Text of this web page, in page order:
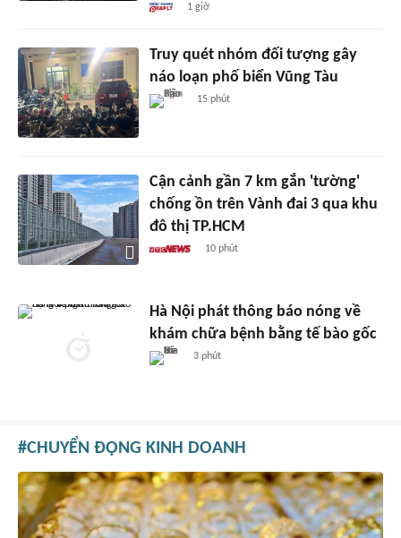
1 giờ
Truy quét nhóm đối tượng gây
náo loạn phố biển Vũng Tàu
15 phút
Cận cảnh gần 7 km gắn 'tường'
chống ồn trên Vành đai 3 qua khu
đô thị TP.HCM
10 phút
Hà Nội phát thông báo nóng về
khám chữa bệnh bằng tế bào gốc
3 phút
CHUYỂN ĐỘNG KINH DOANH